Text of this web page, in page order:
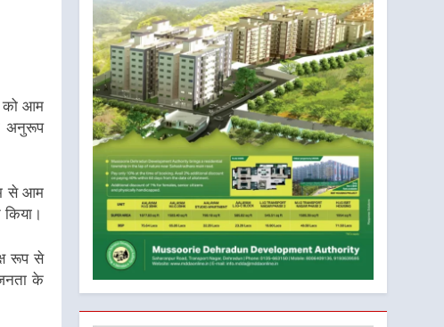
को आम
अनुरूप
से आम
रूप से
के